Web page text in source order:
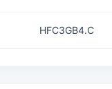
HFC3GB4.C